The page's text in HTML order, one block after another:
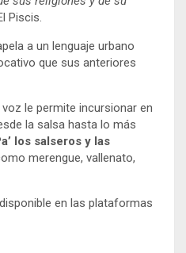
Piscis.
a un lenguaje urbano
que sus anteriores
le permite incursionar en
la salsa hasta lo más
los salseros y las
merengue, vallenato,
en las plataformas